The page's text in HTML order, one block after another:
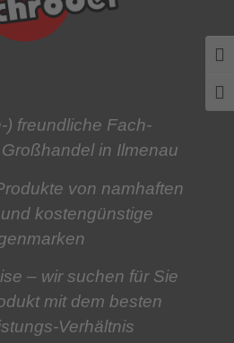
) freundliche Fach-
in Ilmenau
von namhaften
kostengünstige
– wir suchen für Sie
mit dem besten
Verhältnis